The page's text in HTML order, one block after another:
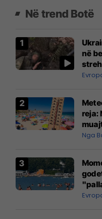
Në trend Botë
në
reja:
Nga